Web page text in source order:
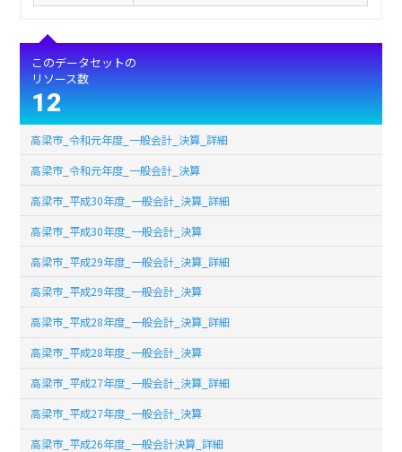
このデータセットの
リソース数
12
高梁市_令和元年度_一般会計_決算_詳細
高梁市_令和元年度_一般会計_決算
高梁市_平成30年度_一般会計_決算_詳細
高梁市_平成30年度_一般会計_決算
高梁市_平成29年度_一般会計_決算_詳細
高梁市_平成29年度_一般会計_決算
高梁市_平成28年度_一般会計_決算_詳細
高梁市_平成28年度_一般会計_決算
高梁市_平成27年度_一般会計_決算_詳細
高梁市_平成27年度_一般会計_決算
高梁市_平成26年度_一般会計決算_詳細